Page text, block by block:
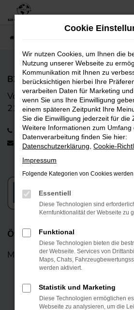
Zum
springen
B2B CarTrading GmbH
Vorwerk-Bogen 9
21255 Tostedt
+49 4182 238 01 12
info@b2bcartrading.de
Öffnungszeiten
Mo – Fr: 08:00 – 18:00 Uhr
Cookie
Wir nutzen Cookies, um Ihnen die
Nutzung unserer Webseite zu
Kommunikation mit Ihnen zu
berücksichtigen hierbei Ihre
verarbeiten Daten für Marketing
wenn Sie uns Ihre Einwilligung
einem späteren Zeitpunkt Ihre
Sie die Einwilligung jederzeit für die
Weitere Informationen zum Umfang
Datenverarbeitung finden Sie hier:
Datenschutzerklärung Cookie-
Impressum
Folgende Kategorien von Cookies
Essentiell
Diese Technologien sind
Kernfunktionalität der Webseite zu
Funktional
Diese Technologien bieten die
der Webseite. Services von
Maps, Chats,
werden aktiviert.
Statistik und Marketing
Diese Technologien ermöglichen
Webseite zu analysieren, um die